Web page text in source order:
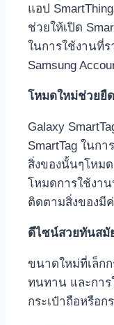
แอป
ช่วยให้เปิด
ในการใช้งานที่
Samsung
โหมดใหม่ช่วยยื
Galaxy
SmartTag ในก
สิ่งของนั้นๆโหม
โหมดการใช้งา
ติดตามสิ่งของมี
ดีไซน์สวยทันสมั
ขนาดใหม่ที่เล็ก
ทนทาน และการ
กระเป๋าถือหรือก